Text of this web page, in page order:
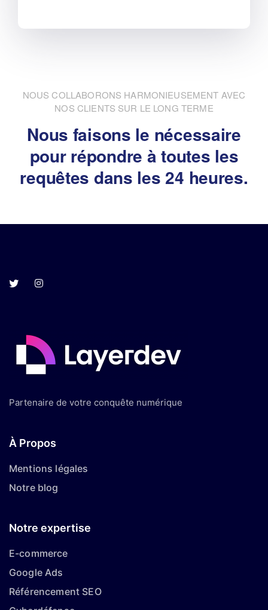
NOUS COLLABORONS HARMONIEUSEMENT AVEC
NOS CLIENTS SUR LE LONG TERME
Nous faisons le nécessaire
pour répondre à toutes les
requêtes dans les 24 heures.
Partenaire de votre conquête numérique
À Propos
Mentions légales
Notre blog
Notre expertise
E-commerce
Google Ads
Référencement SEO